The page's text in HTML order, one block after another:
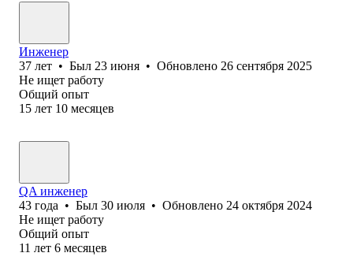
Инженер
37 лет • Был 23 июня • Обновлено 26 сентября 2025
Не ищет работу
Общий опыт
15 лет 10 месяцев
QA инженер
43 года • Был 30 июля • Обновлено 24 октября 2024
Не ищет работу
Общий опыт
11 лет 6 месяцев